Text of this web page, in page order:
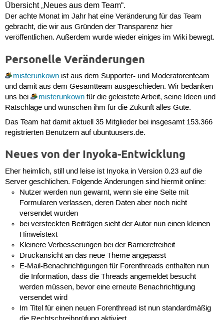
Übersicht „Neues aus dem Team“.
Der achte Monat im Jahr hat eine Veränderung für das Team
gebracht, die wir aus Gründen der Transparenz hier
veröffentlichen. Außerdem wurde wieder einiges im Wiki bewegt.
Personelle Veränderungen
misterunkownist aus dem Supporter- und Moderatorenteam
und damit aus dem Gesamtteam ausgeschieden. Wir bedanken
uns bei
misterunkownfür die geleistete Arbeit, seine Ideen und
Ratschläge und wünschen ihm für die Zukunft alles Gute.
Das Team hat damit aktuell 35 Mitglieder bei insgesamt 153.366
registrierten Benutzern auf ubuntuusers.de.
Neues von der Inyoka-Entwicklung
Eher heimlich, still und leise ist Inyoka in Version 0.23 auf die
Server geschlichen. Folgende Änderungen sind hiermit online:
Nutzer werden nun gewarnt, wenn sie eine Seite mit
Formularen verlassen, deren Daten aber noch nicht
versendet wurden
bei versteckten Beiträgen sieht der Autor nun einen kleinen
Hinweistext
Kleinere Verbesserungen bei der Barrierefreiheit
Druckansicht an das neue Theme angepasst
E-Mail-Benachrichtigungen für Forenthreads enthalten nun
die Information, dass die Threads angemeldet besucht
werden müssen, bevor eine erneute Benachrichtigung
versendet wird
Im Titel für einen neuen Forenthread ist nun standardmäßig